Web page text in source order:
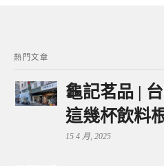
熱門文章
龜記茗品 |
這幾杯飲料
15 4 月, 2025